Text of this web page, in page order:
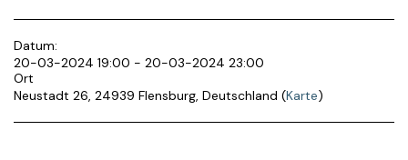
Datum:
20-03-2024 19:00 - 20-03-2024 23:00
Ort
Neustadt 26, 24939 Flensburg, Deutschland (Karte)